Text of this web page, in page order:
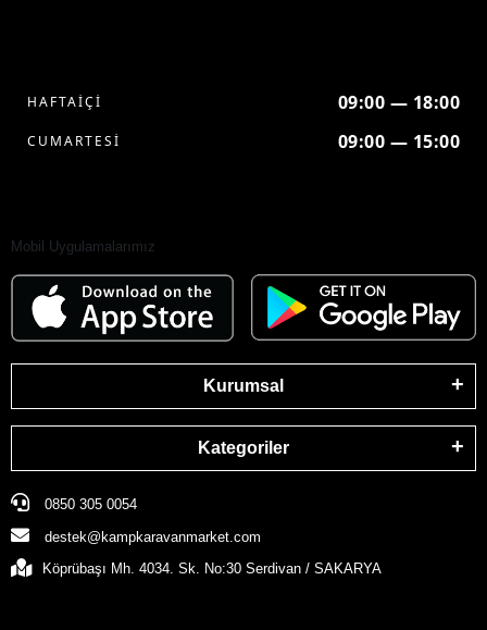
HAFTAİÇİ 09:00 — 18:00
CUMARTESİ 09:00 — 15:00
Mobil Uygulamalarımız
Kurumsal
Kategoriler
0850 305 0054
destek@kampkaravanmarket.com
Köprübaşı Mh. 4034. Sk. No:30 Serdivan / SAKARYA